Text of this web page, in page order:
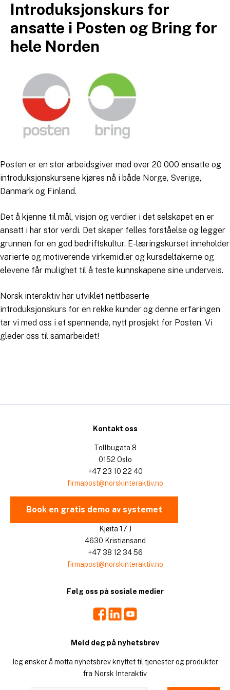
Hopp
innhold
Introduksjonskurs for
ansatte i Posten og Bring for
hele Norden
Posten er en stor arbeidsgiver med over 20 000 ansatte og
introduksjonskursene kjøres nå i både Norge, Sverige,
Danmark og Finland.
Det å kjenne til mål, visjon og verdier i det selskapet en er
ansatt i har stor verdi. Det skaper felles forståelse og legger
grunnen for en god bedriftskultur. E-læringskurset inneholder
varierte og motiverende virkemidler og kursdeltakerne og
elevene får mulighet til å teste kunnskapene sine underveis.
Norsk interaktiv har utviklet nettbaserte
introduksjonskurs for en rekke kunder og denne erfaringen
tar vi med oss i et spennende, nytt prosjekt for Posten. Vi
gleder oss til samarbeidet!
Kontakt oss
Tollbugata 8
0152 Oslo
+47 23 10 22 40
firmapost@norskinteraktiv.no
Book en gratis demo av systemet
Kjøita 17 J
4630 Kristiansand
+47 38 12 34 56
firmapost@norskinteraktiv.no
Følg oss på sosiale medier
Facebook
LinkedIn
Meld deg på nyhetsbrev
Jeg ønsker å motta nyhetsbrev knyttet til tjenester og produkter
fra Norsk Interaktiv